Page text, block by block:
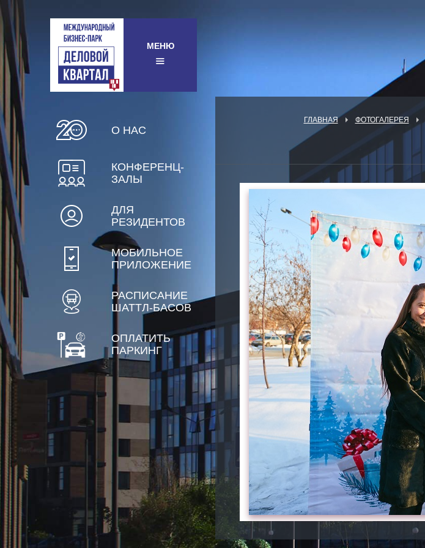
МЕНЮ
О НАС
КОНФЕРЕНЦ-
ЗАЛЫ
ДЛЯ
РЕЗИДЕНТОВ
МОБИЛЬНОЕ
ПРИЛОЖЕНИЕ
РАСПИСАНИЕ
ШАТТЛ-БАСОВ
ОПЛАТИТЬ
ПАРКИНГ
ГЛАВНАЯ ФОТОГАЛЕРЕЯ